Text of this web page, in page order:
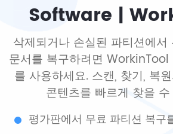
Software |
삭제되거나 손실된 파티션에
문서를 복구하려면 WorkinTool
를 사용하세요. 스캔, 찾기, 복
콘텐츠를 빠르게 찾을
평가판에서 무료 파티션 복구